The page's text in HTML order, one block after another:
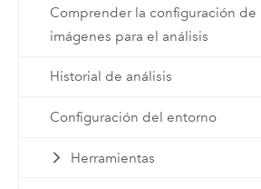
Comprender la configuración de
imágenes para el análisis
Historial de análisis
Configuración del entorno
Herramientas